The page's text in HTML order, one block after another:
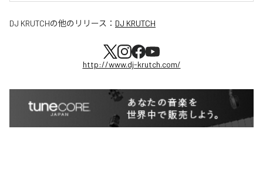
DJ KRUTCHの他のリリース： DJ KRUTCH
http://www.dj-krutch.com/